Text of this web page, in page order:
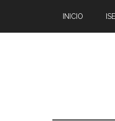
contenido
secondary
la
pie
INICIO